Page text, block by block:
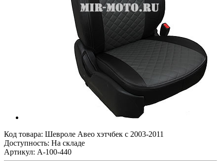
Код товара: Шевроле Авео хэтчбек с 2003-2011
Доступность: На складе
Артикул: A-100-440